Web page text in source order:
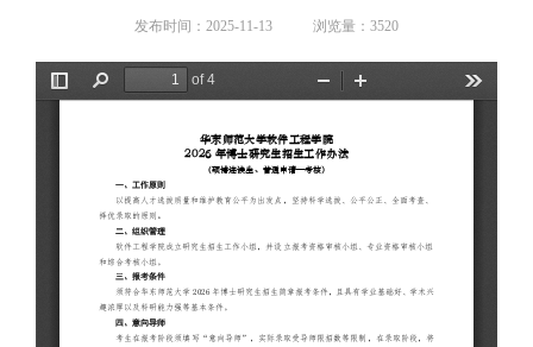
发布时间：2025-11-13 浏览量： 3520